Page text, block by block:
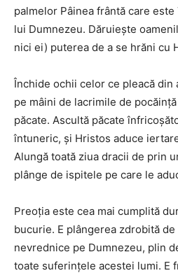
palmelor Pâinea frântă care
lui Dumnezeu. Dăruieşte
nici ei) puterea de a se hrăni cu
Închide ochii celor ce pleacă din
pe mâini de lacrimile de
păcate. Ascultă păcate
întuneric, şi Hristos aduce
Alungă toată ziua dracii de prin
plânge de ispitele pe care le
Preoţia este cea mai cumplită
bucurie. E plângerea zdrobită
nevrednice pe Dumnezeu, plin
toate suferinţele acestei lumi. E